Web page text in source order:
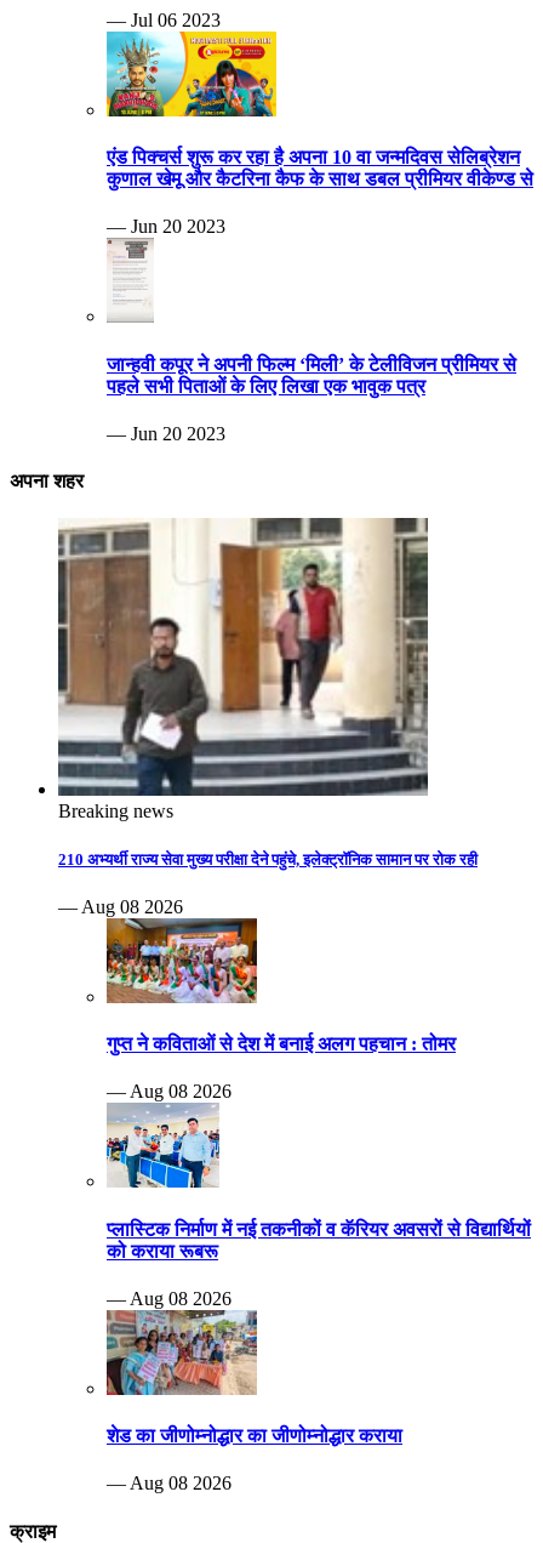
— Jul 06 2023
एंड पिक्चर्स शुरू कर रहा है अपना 10 वा जन्मदिवस सेलिब्रेशन
कुणाल खेमू और कैटरिना कैफ के साथ डबल प्रीमियर वीकेण्ड से
— Jun 20 2023
जान्हवी कपूर ने अपनी फिल्म ‘मिली’ के टेलीविजन प्रीमियर से
पहले सभी पिताओं के लिए लिखा एक भावुक पत्र
— Jun 20 2023
अपना शहर
Breaking news
210 अभ्यर्थी राज्य सेवा मुख्य परीक्षा देने पहुंचे, इलेक्ट्रॉनिक सामान पर रोक रही
— Aug 08 2026
गुप्त ने कविताओं से देश में बनाई अलग पहचान : तोमर
— Aug 08 2026
प्लास्टिक निर्माण में नई तकनीकों व कॅरियर अवसरों से विद्यार्थियों
को कराया रूबरू
— Aug 08 2026
शेड का जीणोम्नोद्धार का जीणोम्नोद्धार कराया
— Aug 08 2026
क्राइम